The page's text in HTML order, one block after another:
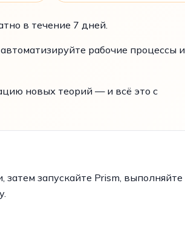
в течение 7 дней.
рабочие процессы и
новых теорий — и всё это с
запускайте Prism, выполняйте